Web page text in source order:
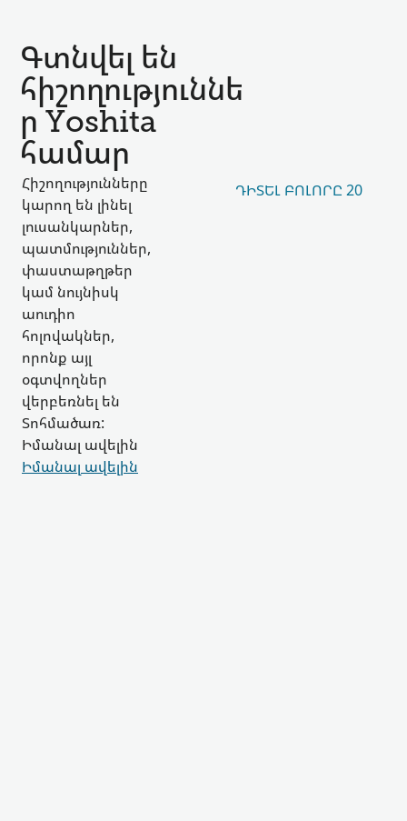
Գտնվել են
հիշողություննե
ր Yoshita
համար
Հիշողությունները
կարող են լինել
լուսանկարներ,
պատմություններ,
փաստաթղթեր
կամ նույնիսկ
աուդիո
հոլովակներ,
որոնք այլ
օգտվողներ
վերբեռնել են
Տոհմածառ:
Իմանալ ավելին
Իմանալ ավելին
ԴԻՏԵԼ ԲՈԼՈՐԸ 20